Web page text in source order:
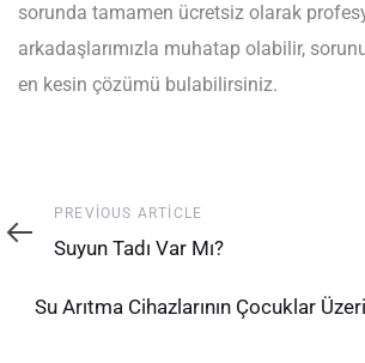
sorunda tamamen ücretsiz olarak
arkadaşlarımızla muhatap olabilir,
en kesin çözümü bulabilirsiniz.
Previous
Article
PREVIOUS ARTICLE
Suyun Tadı Var Mı?
Article
Su Arıtma Cihazlarının Çocuklar